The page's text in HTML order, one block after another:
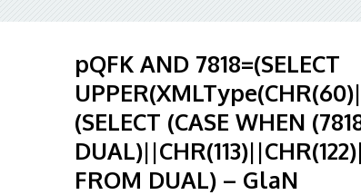
pQFK AND 7818=(SELECT
(SELECT (CASE WHEN
FROM DUAL) – GlaN